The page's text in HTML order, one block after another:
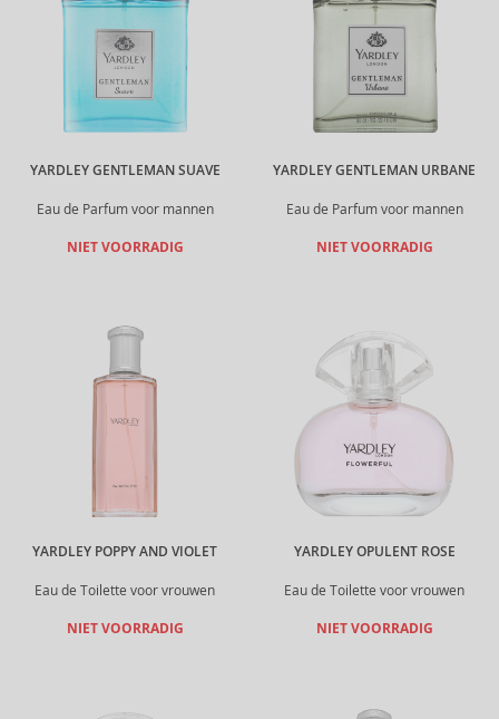
YARDLEY GENTLEMAN SUAVE
Eau de Parfum voor mannen
NIET VOORRADIG
YARDLEY GENTLEMAN URBANE
Eau de Parfum voor mannen
NIET VOORRADIG
YARDLEY POPPY AND VIOLET
Eau de Toilette voor vrouwen
NIET VOORRADIG
YARDLEY OPULENT ROSE
Eau de Toilette voor vrouwen
NIET VOORRADIG